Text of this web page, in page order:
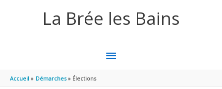
La Brée les Bains
MENU
Accueil Démarches Élections